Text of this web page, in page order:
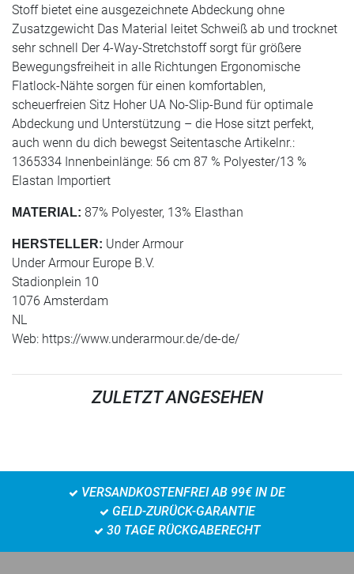
Stoff bietet eine ausgezeichnete Abdeckung ohne
Zusatzgewicht Das Material leitet Schweiß ab und trocknet
sehr schnell Der 4-Way-Stretchstoff sorgt für größere
Bewegungsfreiheit in alle Richtungen Ergonomische
Flatlock-Nähte sorgen für einen komfortablen,
scheuerfreien Sitz Hoher UA No-Slip-Bund für optimale
Abdeckung und Unterstützung – die Hose sitzt perfekt,
auch wenn du dich bewegst Seitentasche Artikelnr.:
1365334 Innenbeinlänge: 56 cm 87 % Polyester/13 %
Elastan Importiert
MATERIAL: 87% Polyester, 13% Elasthan
HERSTELLER: Under Armour
Under Armour Europe B.V.
Stadionplein 10
1076 Amsterdam
NL
Web: https://www.underarmour.de/de-de/
ZULETZT ANGESEHEN
VERSANDKOSTENFREI AB 99€ IN DE
GELD-ZURÜCK-GARANTIE
30 TAGE RÜCKGABERECHT